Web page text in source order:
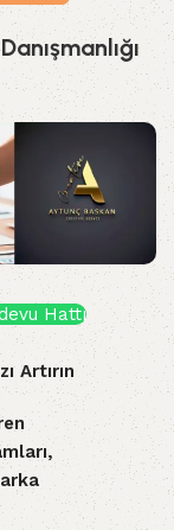
Hattı
Artırın